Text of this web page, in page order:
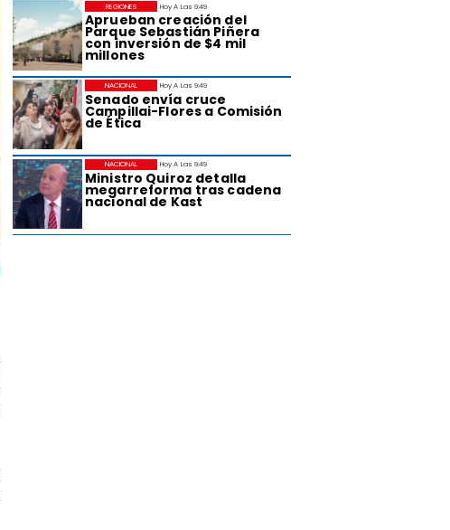
Hoy A Las 9:49
Aprueban creación del
Parque Sebastián Piñera
con inversión de $4 mil
millones
REGIONES
Hoy A Las 9:49
Senado envía cruce
Campillai-Flores a Comisión
de Ética
NACIONAL
Hoy A Las 9:49
Ministro Quiroz detalla
megarreforma tras cadena
nacional de Kast
NACIONAL